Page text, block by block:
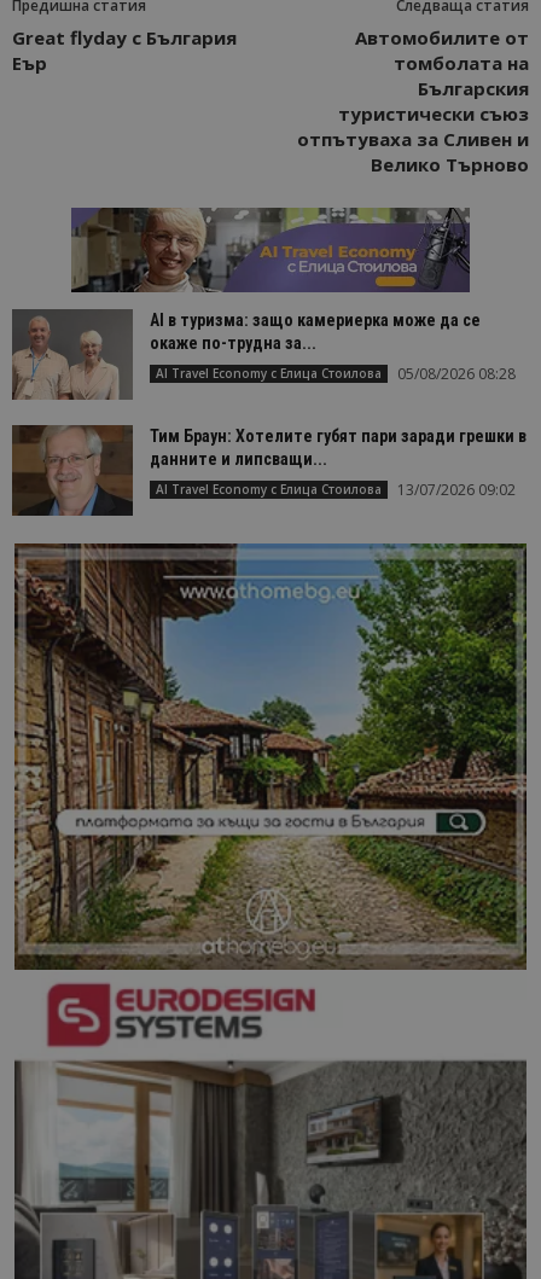
Предишна статия
Great flyday с България
Еър
Следваща статия
Автомобилите от
томболата на
Българския
туристически съюз
отпътуваха за Сливен и
Велико Търново
AI в туризма: защо камериерка може да се
окаже по-трудна за...
AI Travel Economy с Елица Стоилова 05/08/2026 08:28
Тим Браун: Хотелите губят пари заради грешки в
данните и липсващи...
AI Travel Economy с Елица Стоилова 13/07/2026 09:02